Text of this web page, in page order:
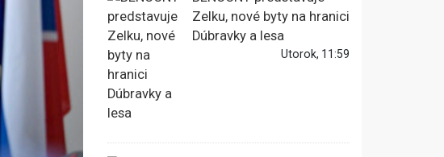
Zelku, nové byty na hranici
Dúbravky a lesa
Utorok, 11:59